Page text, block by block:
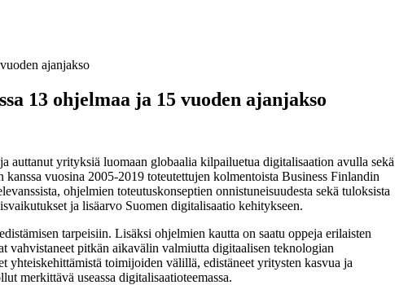
ajanjakso
13 ohjelmaa ja 15 vuoden ajanjakso
yrityksiä luomaan globaalia kilpailuetua digitalisaation avulla sekä
vuosina 2005-2019 toteutettujen kolmentoista Business Finlandin
ohjelmien toteutuskonseptien onnistuneisuudesta sekä tuloksista
ja lisäarvo Suomen digitalisaatio kehitykseen.
tarpeisiin. Lisäksi ohjelmien kautta on saatu oppeja erilaisten
vahvistaneet pitkän aikavälin valmiutta digitaalisen teknologian
yhteiskehittämistä toimijoiden välillä, edistäneet yritysten kasvua ja
merkittävä useassa digitalisaatioteemassa.